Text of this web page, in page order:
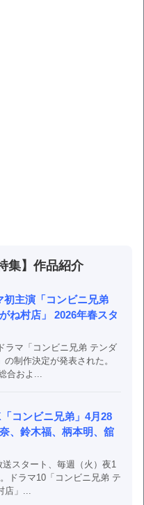
集】作品紹介
初主演「コンビニ兄弟
ね村店」 2026年春スタ
ラマ「コンビニ兄弟 テンダ
制作決定が発表された。
合およ...
コンビニ兄弟」4月28
、鈴木福、柄本明、舘
スタート、毎週（火）夜1
ドラマ10「コンビニ兄弟 テ
店」...